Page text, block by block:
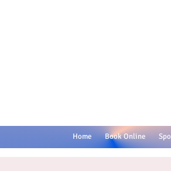
Home Book Online